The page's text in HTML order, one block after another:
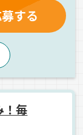
所有
休暇
する
！毎